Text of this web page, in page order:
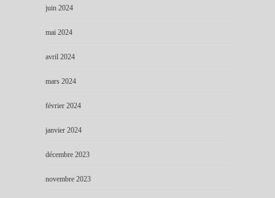
juin 2024
mai 2024
avril 2024
mars 2024
février 2024
janvier 2024
décembre 2023
novembre 2023